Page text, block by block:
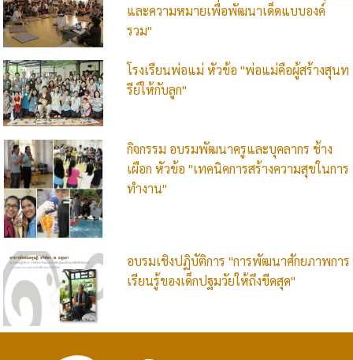
และความหมายเพื่อพัฒนาเด็ดแบบองค์
รวม"
โรงเรียนพ่อแม่ หัวข้อ "พ่อแม่คือผู้สร้างสุนท
รีย์ให้กับลูก"
กิจกรรม อบรมพัฒนาครูและบุคลากร ช้าง
เผือก หัวข้อ "เทคนิคการสร้างความสุขในการ
ทำงาน"
อบรมเชิงปฏิบัติการ "การพัฒนาศักยภาพการ
เรียนรู้ของเด็กปฐมวัยให้ถึงขีดสุด"